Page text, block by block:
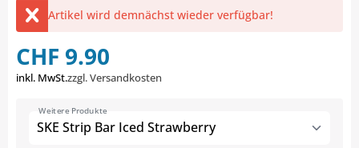
Artikel wird demnächst wieder verfügbar!
CHF 9.90
inkl. MwSt.zzgl. Versandkosten
SKE Strip Bar Iced Strawberry
Weitere Produkte